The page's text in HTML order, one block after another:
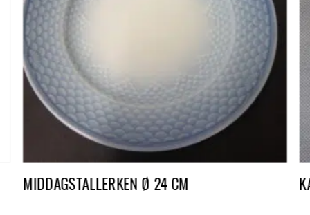
MIDDAGSTALLERKEN Ø 24 CM